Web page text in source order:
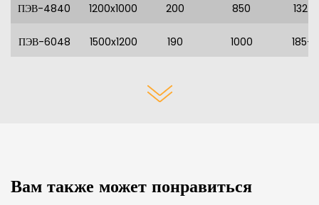
ПЭВ-4840 1200x1000 200 850 132-
ПЭВ-6048 1500x1200 190 1000 185-
Вам также может понравиться